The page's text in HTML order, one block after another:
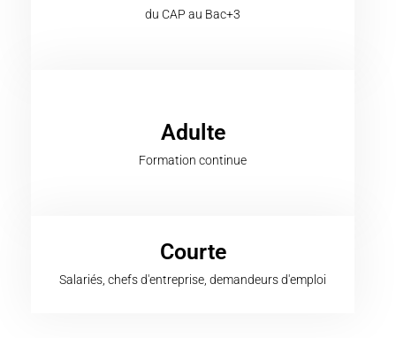
du CAP au Bac+3
Adulte
Formation continue
Courte
Salariés, chefs d'entreprise, demandeurs d'emploi